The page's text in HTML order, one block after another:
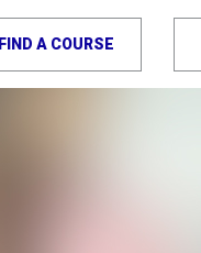
FIND A COURSE